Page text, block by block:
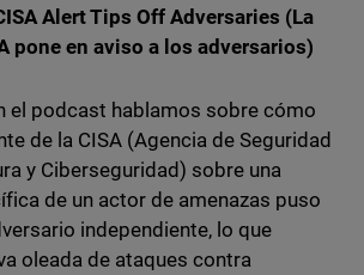
Alert Tips Off Adversaries (La
pone en aviso a los adversarios)
el podcast hablamos sobre cómo
de la CISA (Agencia de Seguridad
y Ciberseguridad) sobre una
de un actor de amenazas puso
independiente, lo que
oleada de ataques contra